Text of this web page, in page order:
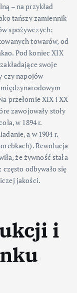
– na przykład
tańszy zamiennik
spożywczych:
towarów, od
Pod koniec XIX
swoje
czy napojów
przełomie XIX i XX
zawojowały stoły
w 1894 r.
a w 1904 r.
Rewolucja
że żywność stała
często odbywało się
jakości.
i